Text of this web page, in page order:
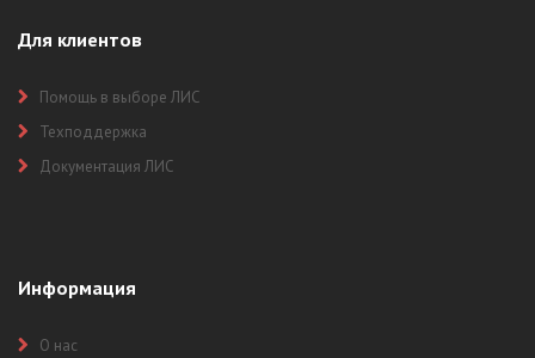
Для клиентов
Помощь в выборе ЛИС
Техподдержка
Документация ЛИС
Информация
О нас